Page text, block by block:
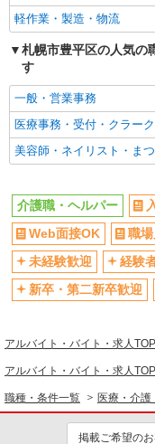
グル
【
る）
キープ
派遣社員
看護
【
る）
北
キープ
株式会社トラストグロ
グル
【
る）
北
軽作業・製造・物流
札幌市豊平区の人気の
す
一般・営業事務
医療事務・受付・クラーク
美容師・ネイリスト・ま
介護職・ヘルパー
Web面接OK
職
未経験歓迎
経験
新卒・第二新卒歓迎
アルバイト・バイト・求人TOP
アルバイト・バイト・求人TOP
職種・条件一覧 医療・介護
掲載ご希望の